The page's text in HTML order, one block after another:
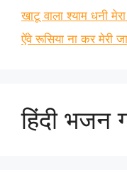
खाटू वाला श्याम धनी
ऐंवे रूसिया ना कर मेरी
हिंदी भजन